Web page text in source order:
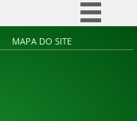
Simplifique!
MAPA DO SITE